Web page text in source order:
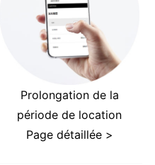
Prolongation de la
période de location
Page détaillée >